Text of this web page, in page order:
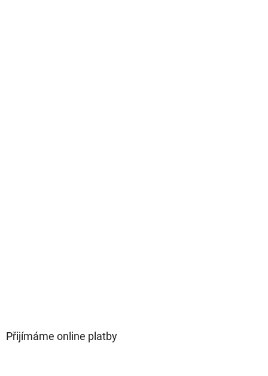
Přijímáme online platby